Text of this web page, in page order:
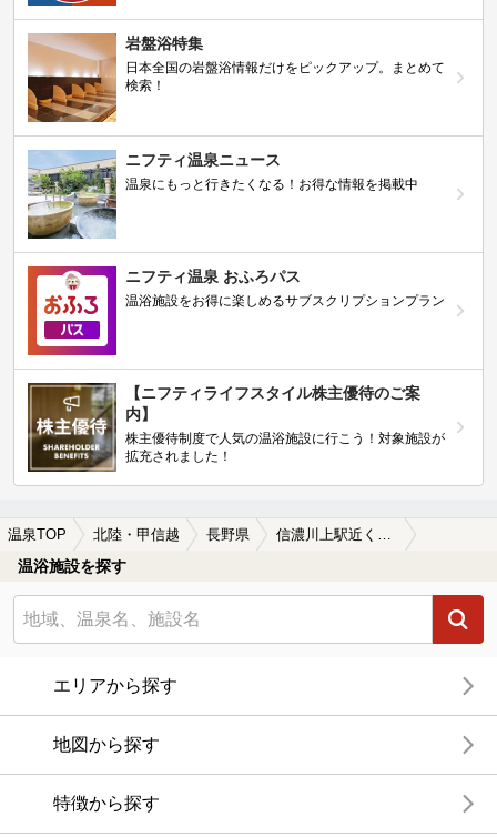
岩盤浴特集
日本全国の岩盤浴情報だけをピックアップ。まとめて
検索！
ニフティ温泉ニュース
温泉にもっと行きたくなる！お得な情報を掲載中
ニフティ温泉 おふろパス
温浴施設をお得に楽しめるサブスクリプションプラン
【ニフティライフスタイル株主優待のご案
内】
株主優待制度で人気の温浴施設に行こう！対象施設が
拡充されました！
温泉TOP 北陸・甲信越 長野県
温浴施設を探す
エリアから探す
地図から探す
特徴から探す